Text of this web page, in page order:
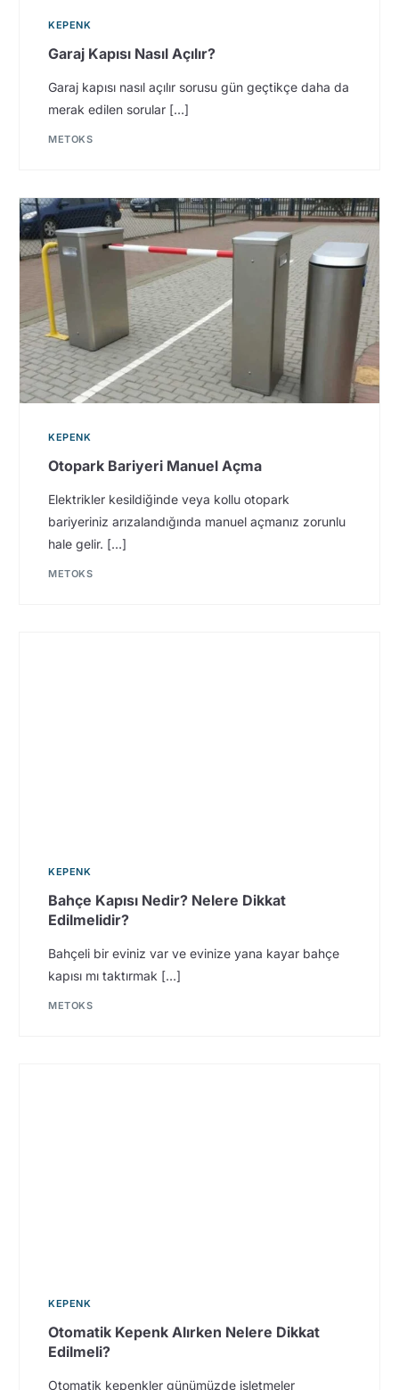
KEPENK
Garaj Kapısı Nasıl Açılır?
Garaj kapısı nasıl açılır sorusu gün geçtikçe daha da
merak edilen sorular […]
METOKS
KEPENK
Otopark Bariyeri Manuel Açma
Elektrikler kesildiğinde veya kollu otopark
bariyeriniz arızalandığında manuel açmanız zorunlu
hale gelir. […]
METOKS
KEPENK
Bahçe Kapısı Nedir? Nelere Dikkat
Edilmelidir?
Bahçeli bir eviniz var ve evinize yana kayar bahçe
kapısı mı taktırmak […]
METOKS
KEPENK
Otomatik Kepenk Alırken Nelere Dikkat
Edilmeli?
Otomatik kepenkler günümüzde işletmeler